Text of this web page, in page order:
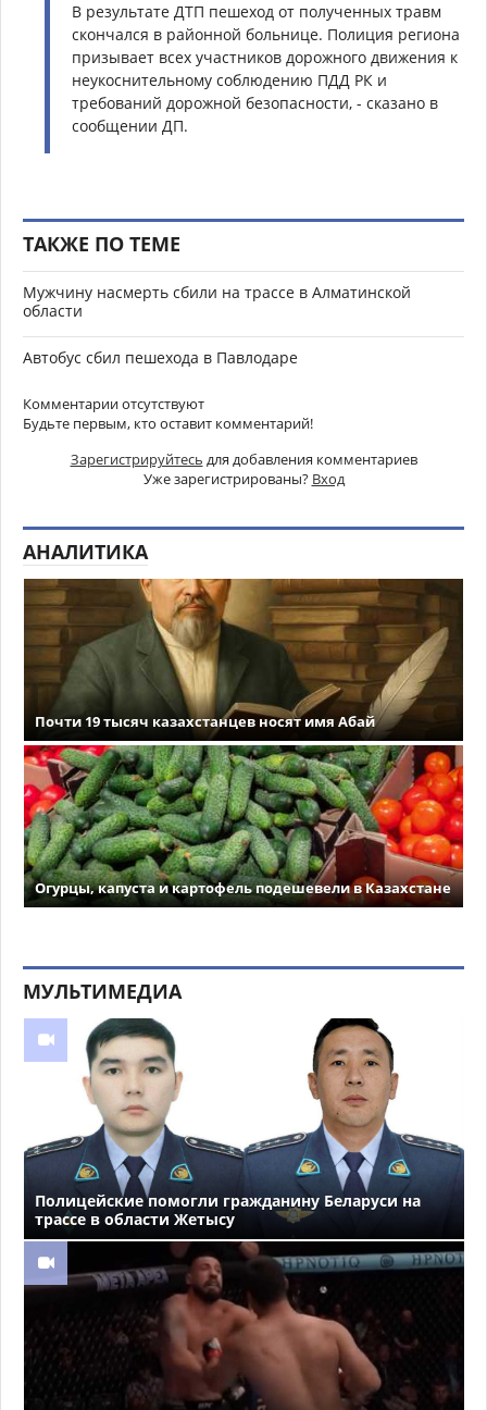
В результате ДТП пешеход от полученных травм
скончался в районной больнице. Полиция региона
призывает всех участников дорожного движения к
неукоснительному соблюдению ПДД РК и
требований дорожной безопасности, - сказано в
сообщении ДП.
ТАКЖЕ ПО ТЕМЕ
Мужчину насмерть сбили на трассе в Алматинской
области
Автобус сбил пешехода в Павлодаре
Комментарии отсутствуют
Будьте первым, кто оставит комментарий!
Зарегистрируйтесь для добавления комментариев
Уже зарегистрированы? Вход
АНАЛИТИКА
Почти 19 тысяч казахстанцев носят имя Абай
Огурцы, капуста и картофель подешевели в Казахстане
МУЛЬТИМЕДИА
Полицейские помогли гражданину Беларуси на
трассе в области Жетысу